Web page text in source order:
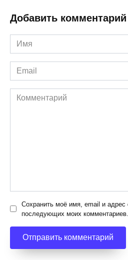
Добавить комментарий
Имя
*
Email
*
Комментарий
Сохранить моё имя, email и адрес
последующих моих комментариев.